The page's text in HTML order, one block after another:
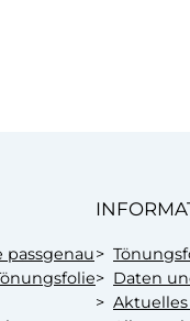
passgenau
Daten